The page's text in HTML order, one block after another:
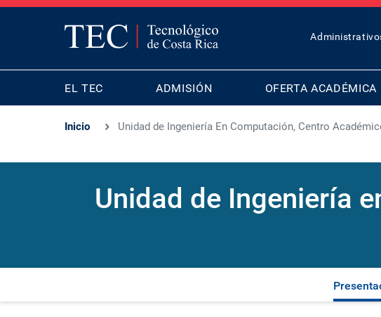
TOP
MENU
MAIN
NAVIGATION
EL TEC ADMISIÓN OFERTA ACADÉMICA
Inicio Unidad de Ingeniería En Computación, Centro
Unidad de Ingeniería